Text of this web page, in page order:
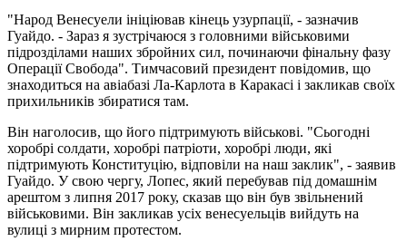
"Народ Венесуели ініціював кінець узурпації, - зазначив
Гуайдо. - Зараз я зустрічаюся з головними військовими
підрозділами наших збройних сил, починаючи фінальну фазу
Операції Свобода". Тимчасовий президент повідомив, що
знаходиться на авіабазі Ла-Карлота в Каракасі і закликав своїх
прихильників збиратися там.
Він наголосив, що його підтримують військові. "Сьогодні
хоробрі солдати, хоробрі патріоти, хоробрі люди, які
підтримують Конституцію, відповіли на наш заклик", - заявив
Гуайдо. У свою чергу, Лопес, який перебував під домашнім
арештом з липня 2017 року, сказав що він був звільнений
військовими. Він закликав усіх венесуельців вийдуть на
вулиці з мирним протестом.